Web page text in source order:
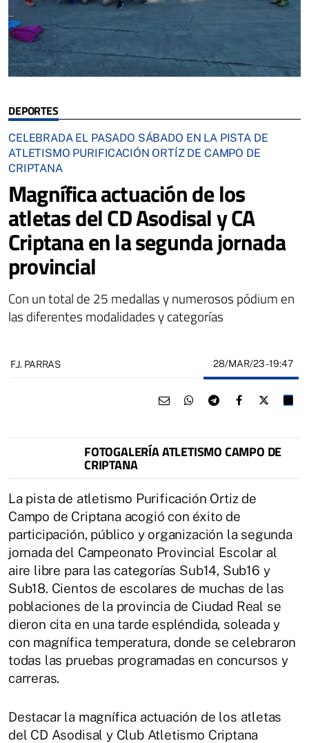
DEPORTES
CELEBRADA EL PASADO SÁBADO EN LA PISTA DE
ATLETISMO PURIFICACIÓN ORTÍZ DE CAMPO DE
CRIPTANA
Magnífica actuación de los
atletas del CD Asodisal y CA
Criptana en la segunda jornada
provincial
Con un total de 25 medallas y numerosos pódium en
las diferentes modalidades y categorías
F.J. PARRAS 28/MAR/23- 19:47
FOTOGALERÍA ATLETISMO CAMPO DE
CRIPTANA
La pista de atletismo Purificación Ortiz de
Campo de Criptana acogió con éxito de
participación, público y organización la segunda
jornada del Campeonato Provincial Escolar al
aire libre para las categorías Sub14, Sub16 y
Sub18. Cientos de escolares de muchas de las
poblaciones de la provincia de Ciudad Real se
dieron cita en una tarde espléndida, soleada y
con magnífica temperatura, donde se celebraron
todas las pruebas programadas en concursos y
carreras.
Destacar la magnífica actuación de los atletas
del CD Asodisal y Club Atletismo Criptana